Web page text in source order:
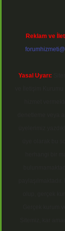
Reklam ve
Yasal Uyarı: